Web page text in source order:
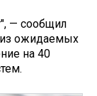
— сообщил
из ожидаемых
на 40